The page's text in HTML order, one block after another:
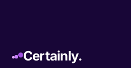
Certainly.